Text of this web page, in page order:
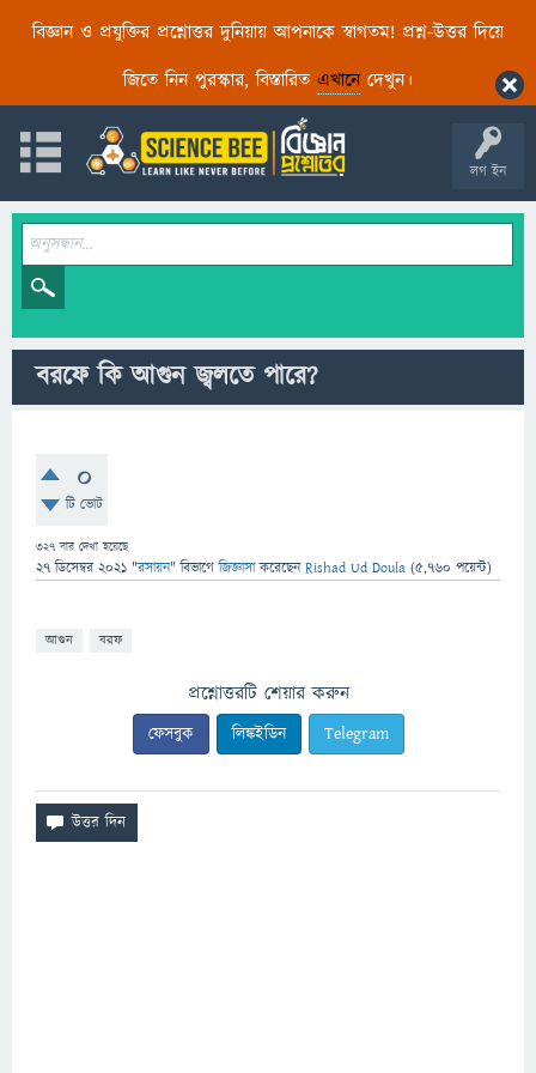
বিজ্ঞান ও প্রযুক্তির প্রশ্নোত্তর দুনিয়ায় আপনাকে স্বাগতম! প্রশ্ন-উত্তর দিয়ে
জিতে নিন পুরস্কার, বিস্তারিত এখানেদেখুন।
লগ ইন
বরফে কি আগুন জ্বলতে পারে?
0
টি ভোট
327 বার দেখা হয়েছে
27 ডিসেম্বর 2021 "রসায়ন" বিভাগে জিজ্ঞাসাকরেছেনRishad Ud Doula (5,760 পয়েন্ট)
আগুন বরফ
প্রশ্নোত্তরটি শেয়ার করুন
ফেসবুক লিঙ্কইডিন Telegram